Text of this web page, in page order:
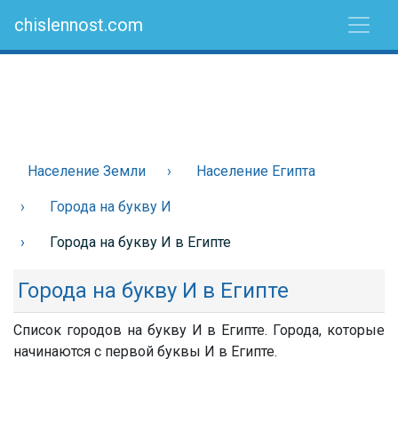
chislennost.com
Население Земли Население Египта
Города на букву И
Города на букву И в Египте
Города на букву И в Египте
Список городов на букву И в Египте. Города, которые
начинаются с первой буквы И в Египте.